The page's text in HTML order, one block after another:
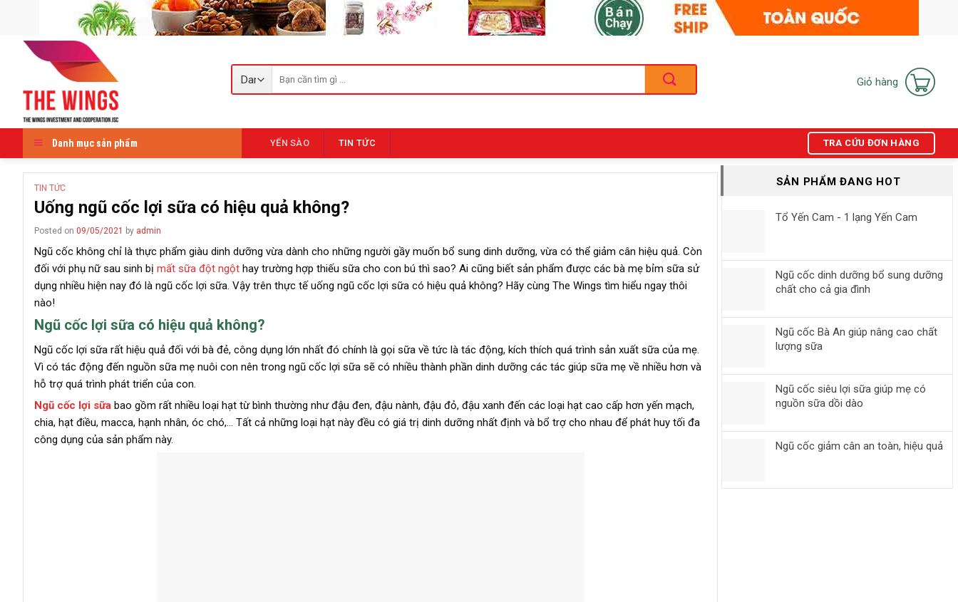
content
Tìm
kiếm:
Giỏ hàng
Danh mục sản phẩm YẾN SÀO TIN TỨC TRA CỨU ĐƠN HÀNG
TIN TỨC
Uống ngũ cốc lợi sữa có hiệu quả không?
Posted on 09/05/2021 by admin
Ngũ cốc không chỉ là thực phẩm giàu dinh dưỡng vừa dành cho những người gầy muốn bổ sung dinh dưỡng, vừa có thể giảm cân hiệu quả. Còn
đối với phụ nữ sau sinh bị mất sữa đột ngột hay trường hợp thiếu sữa cho con bú thì sao? Ai cũng biết sản phẩm được các bà mẹ bỉm sữa sử
dụng nhiều hiện nay đó là ngũ cốc lợi sữa. Vậy trên thực tế uống ngũ cốc lợi sữa có hiệu quả không? Hãy cùng The Wings tìm hiểu ngay thôi
nào!
Ngũ cốc lợi sữa có hiệu quả không?
Ngũ cốc lợi sữa rất hiệu quả đối với bà đẻ, công dụng lớn nhất đó chính là gọi sữa về tức là tác động, kích thích quá trình sản xuất sữa của mẹ.
Vì có tác động đến nguồn sữa mẹ nuôi con nên trong ngũ cốc lợi sữa sẽ có nhiều thành phần dinh dưỡng các tác giúp sữa mẹ về nhiều hơn và
hỗ trợ quá trình phát triển của con.
Ngũ cốc lợi sữa bao gồm rất nhiều loại hạt từ bình thường như đậu đen, đậu nành, đậu đỏ, đậu xanh đến các loại hạt cao cấp hơn yến mạch,
chia, hạt điều, macca, hạnh nhân, óc chó,… Tất cả những loại hạt này đều có giá trị dinh dưỡng nhất định và bổ trợ cho nhau để phát huy tối đa
công dụng của sản phẩm này.
SẢN PHẨM ĐANG HOT
Tổ Yến Cam - 1 lạng Yến Cam
Ngũ cốc dinh dưỡng bổ sung dưỡng
chất cho cả gia đình
Ngũ cốc Bà An giúp nâng cao chất
lượng sữa
Ngũ cốc siêu lợi sữa giúp mẹ có
nguồn sữa dồi dào
Ngũ cốc giảm cân an toàn, hiệu quả